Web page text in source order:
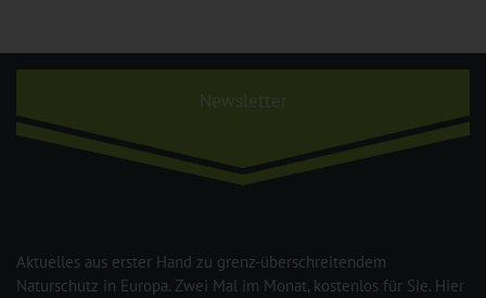
Newsletter
Aktuelles aus erster Hand zu grenz-überschreitendem
Naturschutz in Europa. Zwei Mal im Monat, kostenlos für Sie. Hier